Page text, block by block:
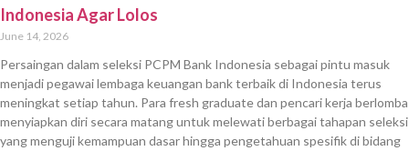
Indonesia Agar Lolos
June 14, 2026
Persaingan dalam seleksi PCPM Bank Indonesia sebagai pintu masuk
menjadi pegawai lembaga keuangan bank terbaik di Indonesia terus
meningkat setiap tahun. Para fresh graduate dan pencari kerja berlomba
menyiapkan diri secara matang untuk melewati berbagai tahapan seleksi
yang menguji kemampuan dasar hingga pengetahuan spesifik di bidang